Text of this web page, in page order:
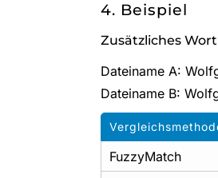
4. Beispiel
Zusätzliches
Dateiname A:
Dateiname B:
FuzzyMatch